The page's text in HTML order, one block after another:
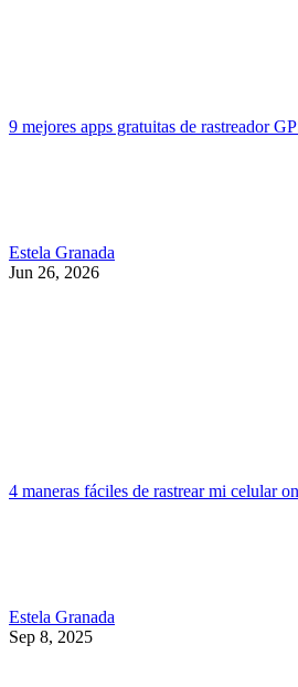
9 mejores apps gratuitas de rastreador
Estela Granada
Jun 26, 2026
4 maneras fáciles de rastrear mi celular
Estela Granada
Sep 8, 2025